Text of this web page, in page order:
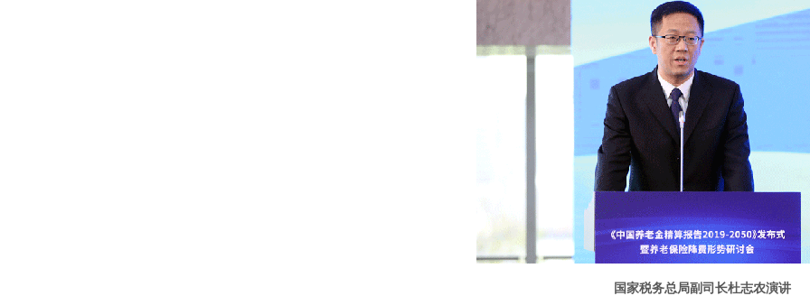
国家税务总局副司长杜志农演讲